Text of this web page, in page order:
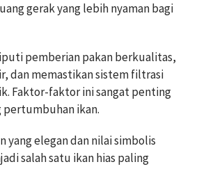
gerak yang lebih nyaman bagi
pemberian pakan berkualitas,
dan memastikan sistem filtrasi
Faktor-faktor ini sangat penting
ikan.
yang elegan dan nilai simbolis
salah satu ikan hias paling